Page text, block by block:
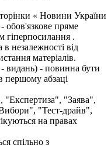
« Новини України
- обов'язкове пряме
гіперпосилання .
незалежності від
матеріалів.
- видань) - повинна бути
першому абзаці
"Заява",
"Тест-драйв",
на правах
спільно з